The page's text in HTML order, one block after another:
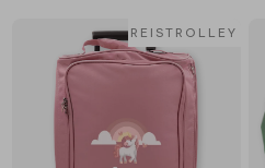
REISTROLLEY